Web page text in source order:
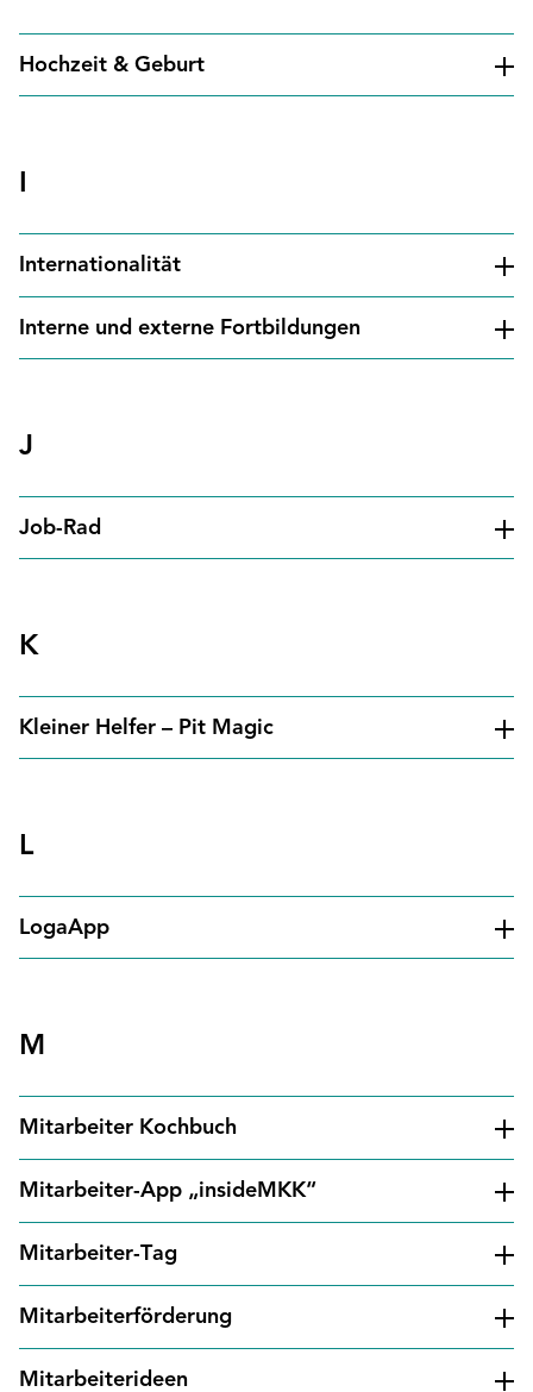
Hochzeit & Geburt
Internationalität
Interne und externe Fortbildungen
J
Job-Rad
K
Kleiner Helfer – Pit Magic
L
LogaApp
M
Mitarbeiter Kochbuch
Mitarbeiter-App „insideMKK“
Mitarbeiter-Tag
Mitarbeiterförderung
Mitarbeiterideen